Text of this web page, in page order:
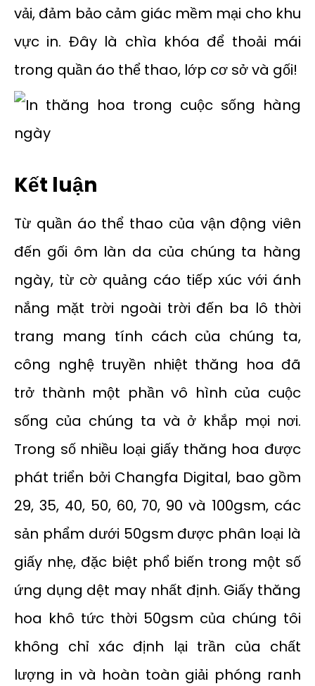
vải, đảm bảo cảm giác mềm mại cho khu
vực in. Đây là chìa khóa để thoải mái
trong quần áo thể thao, lớp cơ sở và gối!
Kết luận
Từ quần áo thể thao của vận động viên
đến gối ôm làn da của chúng ta hàng
ngày, từ cờ quảng cáo tiếp xúc với ánh
nắng mặt trời ngoài trời đến ba lô thời
trang mang tính cách của chúng ta,
công nghệ truyền nhiệt thăng hoa đã
trở thành một phần vô hình của cuộc
sống của chúng ta và ở khắp mọi nơi.
Trong số nhiều loại giấy thăng hoa được
phát triển bởi Changfa Digital, bao gồm
29, 35, 40, 50, 60, 70, 90 và 100gsm, các
sản phẩm dưới 50gsm được phân loại là
giấy nhẹ, đặc biệt phổ biến trong một số
ứng dụng dệt may nhất định. Giấy thăng
hoa khô tức thời 50gsm của chúng tôi
không chỉ xác định lại trần của chất
lượng in và hoàn toàn giải phóng ranh